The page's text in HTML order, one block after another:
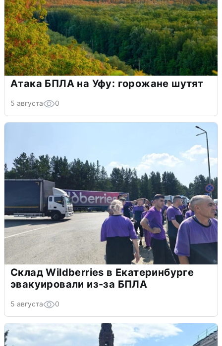
Атака БПЛА на Уфу: горожане шутят
5 августа 0
Склад Wildberries в Екатеринбурге
эвакуировали из-за БПЛА
5 августа 0